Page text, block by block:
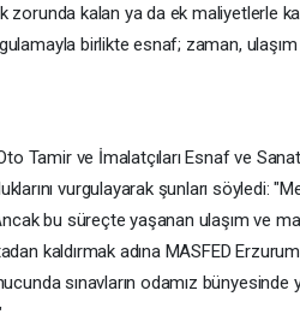
zorunda kalan ya da ek maliyetlerle
birlikte esnaf; zaman,
Tamir ve İmalatçıları Esnaf ve
vurgulayarak şunları söyledi:
bu süreçte yaşanan ulaşım ve
kaldırmak adına MASFED
sınavların odamız bünyesinde